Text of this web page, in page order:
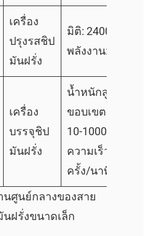
เครื่อง
ปรุงรสชิป
มันฝรั่ง
มิติ:
พลังงาน: 0.75kW
เครื่อง
บรรจุชิป
มันฝรั่ง
น้ำหนักสูงสุด:
ขอบเขตการชั่งต่อชิ้
10-1000 g
ความเร็วกานชั่ง: 60
ครั้ง/นาที
นศูนย์กลางของสาย
ฝรั่งขนาดเล็ก